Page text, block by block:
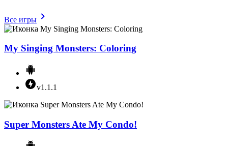
Все игры
My Singing Monsters: Coloring
v1.1.1
Super Monsters Ate My Condo!